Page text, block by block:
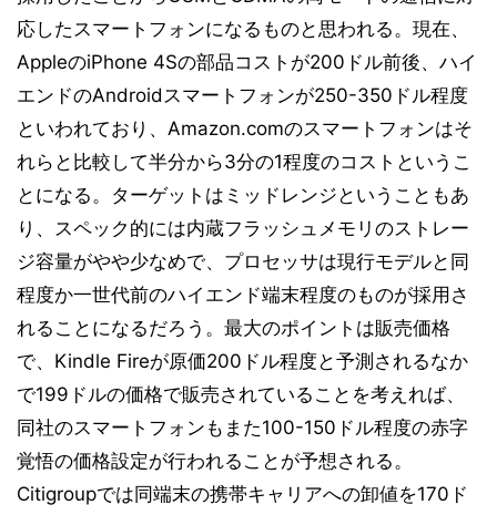
応したスマートフォンになるものと思われる。現在、
AppleのiPhone 4Sの部品コストが200ドル前後、ハイ
エンドのAndroidスマートフォンが250-350ドル程度
といわれており、Amazon.comのスマートフォンはそ
れらと比較して半分から3分の1程度のコストというこ
とになる。ターゲットはミッドレンジということもあ
り、スペック的には内蔵フラッシュメモリのストレー
ジ容量がやや少なめで、プロセッサは現行モデルと同
程度か一世代前のハイエンド端末程度のものが採用さ
れることになるだろう。最大のポイントは販売価格
で、Kindle Fireが原価200ドル程度と予測されるなか
で199ドルの価格で販売されていることを考えれば、
同社のスマートフォンもまた100-150ドル程度の赤字
覚悟の価格設定が行われることが予想される。
Citigroupでは同端末の携帯キャリアへの卸値を170ド